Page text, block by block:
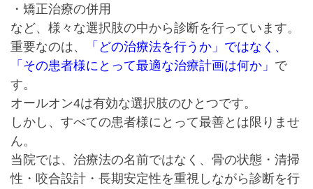
・矯正治療の併用
など、 様々な選択肢の中から診断を行っています。
重要なのは、
「どの治療法を行うか」ではなく、
「その患者様にとって最適な治療計画は何か」 で
す。
オールオン4は有効な選択肢のひとつです。
しかし、 すべての患者様にとって最善とは限りませ
ん。
当院では、 治療法の名前ではなく、 骨の状態・清掃
性・咬合設計・長期安定性を重視しながら診断を行